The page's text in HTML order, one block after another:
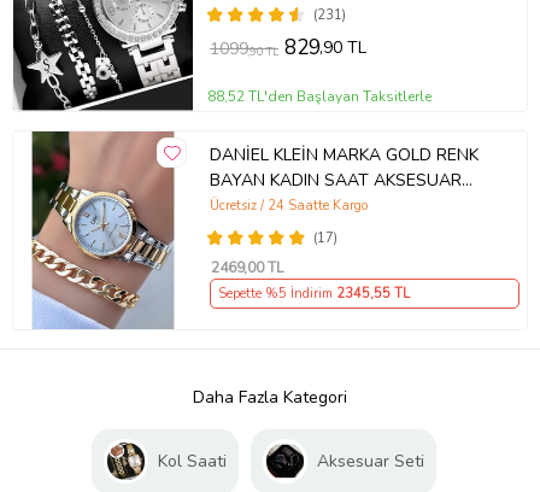
(231)
1099,90 TL 829,90 TL
88,52 TL'den Başlayan Taksitlerle
DANİEL KLEİN MARKA GOLD RENK
BAYAN KADIN SAAT AKSESUAR
BİLEKLİK HEDİYELİ
(17)
Ücretsiz / 24 Saatte Kargo
2469,00 TL
Sepette %5 İndirim 2345,55 TL
Daha Fazla Kategori
Kol Saati Aksesuar Seti